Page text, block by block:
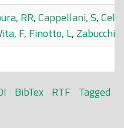
RR,Cappellani, S,
F, Finotto, L,Zabucchi,
BibTex RTF Tagged